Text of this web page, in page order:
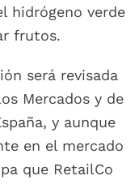
hidrógeno verde
frutos.
será revisada
Mercados y de
y aunque
en el mercado
que RetailCo